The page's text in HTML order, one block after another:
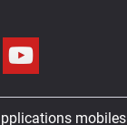
mobiles